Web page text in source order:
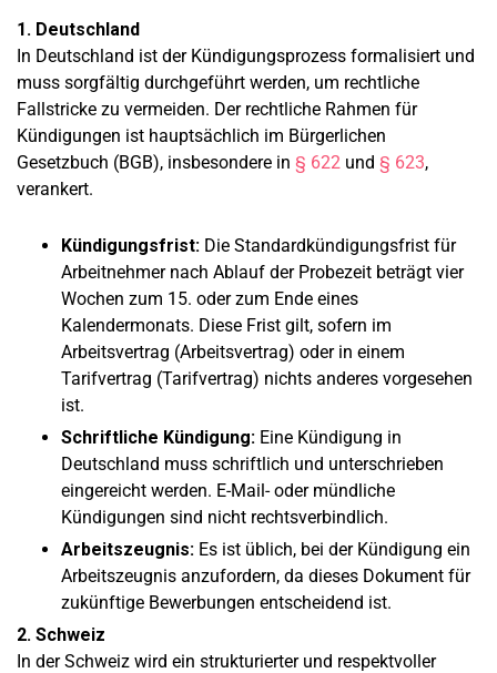
1. Deutschland
In Deutschland ist der Kündigungsprozess formalisiert und
muss sorgfältig durchgeführt werden, um rechtliche
Fallstricke zu vermeiden. Der rechtliche Rahmen für
Kündigungen ist hauptsächlich im Bürgerlichen
Gesetzbuch (BGB), insbesondere in § 622 und § 623,
verankert.
Kündigungsfrist: Die Standardkündigungsfrist für
Arbeitnehmer nach Ablauf der Probezeit beträgt vier
Wochen zum 15. oder zum Ende eines
Kalendermonats. Diese Frist gilt, sofern im
Arbeitsvertrag (Arbeitsvertrag) oder in einem
Tarifvertrag (Tarifvertrag) nichts anderes vorgesehen
ist.
Schriftliche Kündigung: Eine Kündigung in
Deutschland muss schriftlich und unterschrieben
eingereicht werden. E-Mail- oder mündliche
Kündigungen sind nicht rechtsverbindlich.
Arbeitszeugnis: Es ist üblich, bei der Kündigung ein
Arbeitszeugnis anzufordern, da dieses Dokument für
zukünftige Bewerbungen entscheidend ist.
2. Schweiz
In der Schweiz wird ein strukturierter und respektvoller